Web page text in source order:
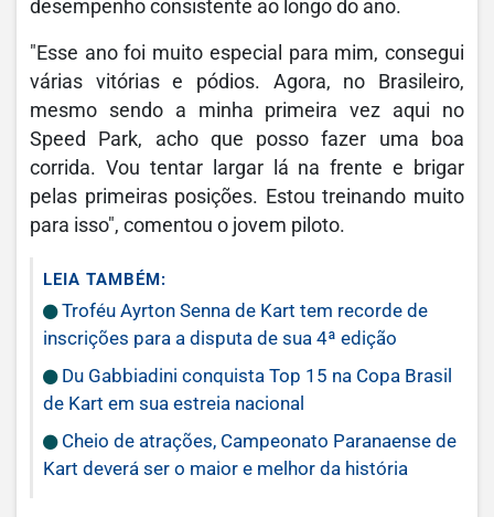
desempenho consistente ao longo do ano.
"Esse ano foi muito especial para mim, consegui
várias vitórias e pódios. Agora, no Brasileiro,
mesmo sendo a minha primeira vez aqui no
Speed Park, acho que posso fazer uma boa
corrida. Vou tentar largar lá na frente e brigar
pelas primeiras posições. Estou treinando muito
para isso", comentou o jovem piloto.
LEIA TAMBÉM:
Troféu Ayrton Senna de Kart tem recorde de
inscrições para a disputa de sua 4ª edição
Du Gabbiadini conquista Top 15 na Copa Brasil
de Kart em sua estreia nacional
Cheio de atrações, Campeonato Paranaense de
Kart deverá ser o maior e melhor da história